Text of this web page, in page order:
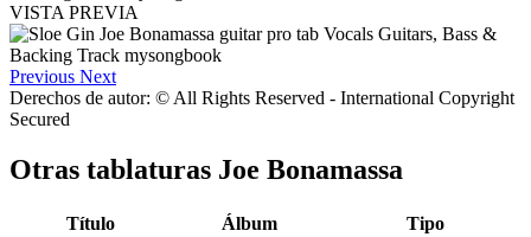
VISTA PREVIA
Previous Next
Derechos de autor: © All Rights Reserved - International Copyright
Secured
Otras tablaturas Joe Bonamassa
Título Álbum
Tipo